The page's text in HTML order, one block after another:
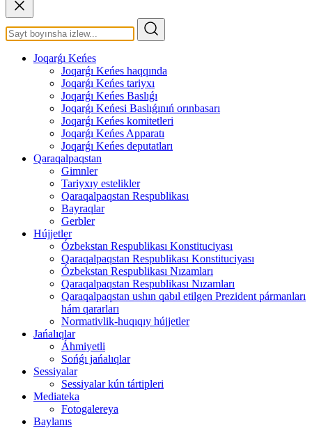
Joqarǵı Keńes
Joqarǵı Keńes haqqında
Joqarǵı Keńes tariyxı
Joqarǵı Keńes Baslıǵı
Joqarǵı Keńesi Baslıǵınıń orınbasarı
Joqarǵı Keńes komitetleri
Joqarǵı Keńes Apparatı
Joqarǵı Keńes deputatları
Qaraqalpaqstan
Gimnler
Tariyxıy estelikler
Qaraqalpaqstan Respublikası
Bayraqlar
Gerbler
Hújjetler
Ózbekstan Respublikası Konstituciyası
Qaraqalpaqstan Respublikası Konstituciyası
Ózbekstan Respublikası Nızamları
Qaraqalpaqstan Respublikası Nızamları
Qaraqalpaqstan ushın qabıl etilgen Prezident pármanları
hám qararları
Normativlik-huqıqıy hújjetler
Jańalıqlar
Áhmiyetli
Sońǵı jańalıqlar
Sessiyalar
Sessiyalar kún tártipleri
Mediateka
Fotogalereya
Baylanıs